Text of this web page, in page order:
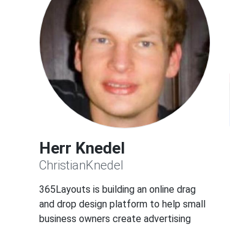
Herr Knedel
ChristianKnedel
365Layouts is building an online drag
and drop design platform to help small
business owners create advertising